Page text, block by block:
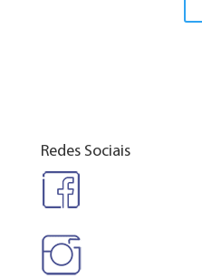
Redes Sociais